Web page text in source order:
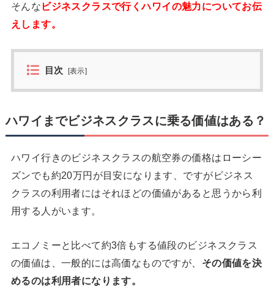
そんな ビジネスクラスで行くハワイの魅力についてお伝
えします。
目次 [表示]
ハワイまでビジネスクラスに乗る価値はある？
ハワイ行きのビジネスクラスの航空券の価格はローシー
ズンでも約20万円が目安になります、ですがビジネス
クラスの利用者にはそれほどの価値があると思うから利
用する人がいます。
エコノミーと比べて約3倍もする値段のビジネスクラス
の価値は、一般的には高価なものですが、 その価値を決
めるのは利用者になります。